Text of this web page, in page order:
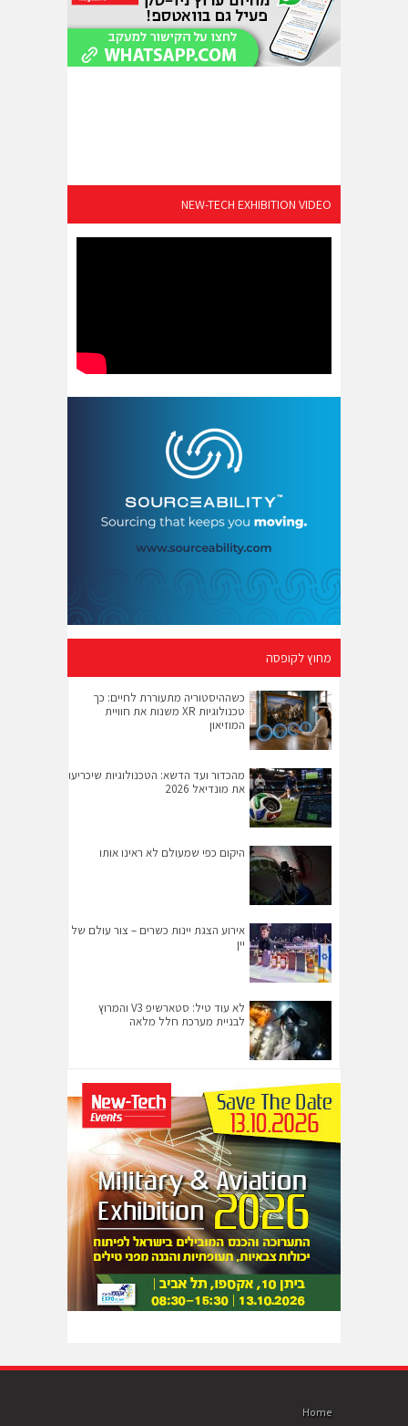
NEW-TECH EXHIBITION VIDEO
מחוץ לקופסה
כשההיסטוריה מתעוררת לחיים: כך
טכנולוגיות XR משנות את חוויית
המוזיאון
מהכדור ועד הדשא: הטכנולוגיות שיכריעו
את מונדיאל 2026
היקום כפי שמעולם לא ראינו אותו
אירוע הצגת יינות כשרים – צור עולם של
יין
לא עוד טיל: סטארשיפ V3 והמרוץ
לבניית מערכת חלל מלאה
Home